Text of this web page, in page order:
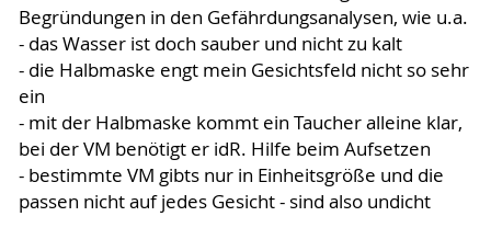
Begründungen in den Gefährdungsanalysen, wie u.a.
- das Wasser ist doch sauber und nicht zu kalt
- die Halbmaske engt mein Gesichtsfeld nicht so sehr
ein
- mit der Halbmaske kommt ein Taucher alleine klar,
bei der VM benötigt er idR. Hilfe beim Aufsetzen
- bestimmte VM gibts nur in Einheitsgröße und die
passen nicht auf jedes Gesicht - sind also undicht